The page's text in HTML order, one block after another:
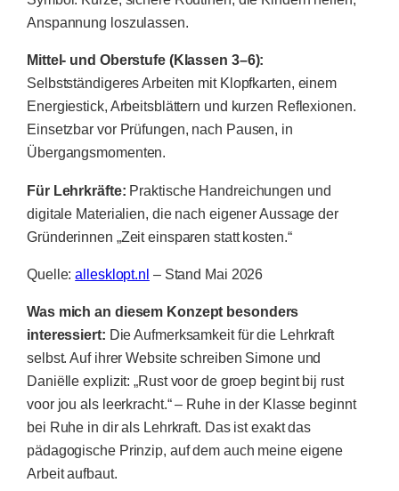
Anspannung loszulassen.
Mittel- und Oberstufe (Klassen 3–6):
Selbstständigeres Arbeiten mit Klopfkarten, einem
Energiestick, Arbeitsblättern und kurzen Reflexionen.
Einsetzbar vor Prüfungen, nach Pausen, in
Übergangsmomenten.
Für Lehrkräfte: Praktische Handreichungen und
digitale Materialien, die nach eigener Aussage der
Gründerinnen „Zeit einsparen statt kosten.“
Quelle:allesklopt.nl – Stand Mai 2026
Was mich an diesem Konzept besonders
interessiert: Die Aufmerksamkeit für die Lehrkraft
selbst. Auf ihrer Website schreiben Simone und
Daniëlle explizit: „Rust voor de groep begint bij rust
voor jou als leerkracht.“ – Ruhe in der Klasse beginnt
bei Ruhe in dir als Lehrkraft. Das ist exakt das
pädagogische Prinzip, auf dem auch meine eigene
Arbeit aufbaut.